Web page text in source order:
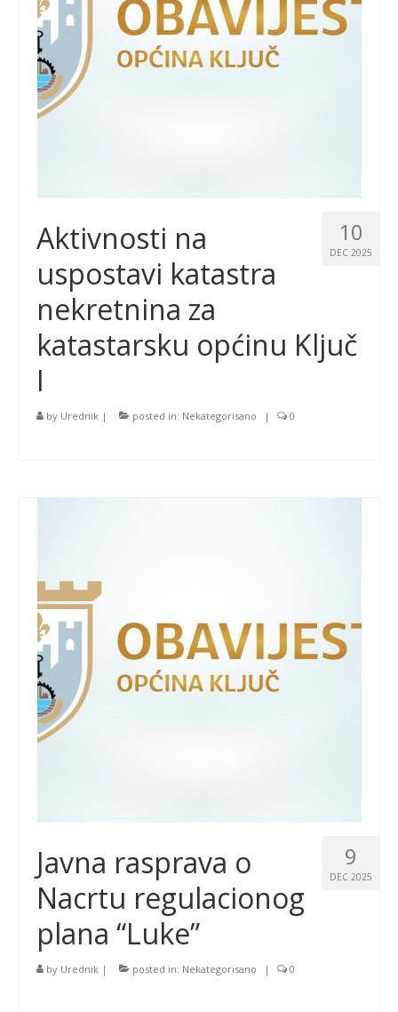
10
DEC 2025
Aktivnosti na
uspostavi katastra
nekretnina za
katastarsku općinu Ključ
I
by Urednik | posted in: Nekategorisano | 0
9
DEC 2025
Javna rasprava o
Nacrtu regulacionog
plana “Luke”
by Urednik | posted in: Nekategorisano | 0